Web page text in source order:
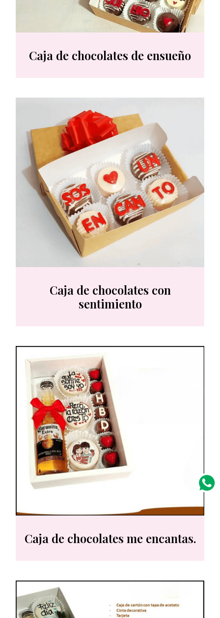
Caja de chocolates de ensueño
Caja de chocolates con
sentimiento
Caja de chocolates me encantas.